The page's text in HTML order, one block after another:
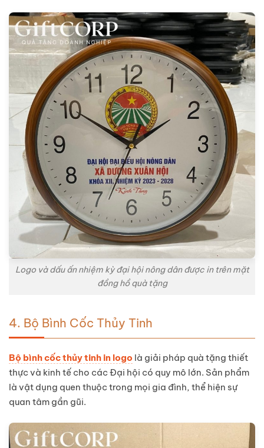
Logo và dấu ấn nhiệm kỳ đại hội nông dân được in trên mặt
đồng hồ quà tặng
4. Bộ Bình Cốc Thủy Tinh
Bộ bình cốc thủy tinh in logo là giải pháp quà tặng thiết
thực và kinh tế cho các Đại hội có quy mô lớn. Sản phẩm
là vật dụng quen thuộc trong mọi gia đình, thể hiện sự
quan tâm gần gũi.